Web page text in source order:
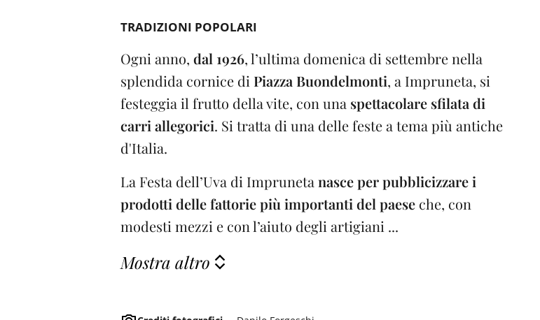
TRADIZIONI POPOLARI
Ogni anno, dal 1926, l’ultima domenica di settembre nella
splendida cornice diPiazza Buondelmonti, a Impruneta, si
festeggia il frutto della vite, con una spettacolare sfilata di
carri allegorici. Si tratta di una delle feste a tema più antiche
d'Italia.
La Festa dell’Uva di Imprunetanasce per pubblicizzare i
prodotti delle fattorie più importanti del paese che, con
modesti mezzi e con l’aiuto degli artigiani ...
Mostra altro